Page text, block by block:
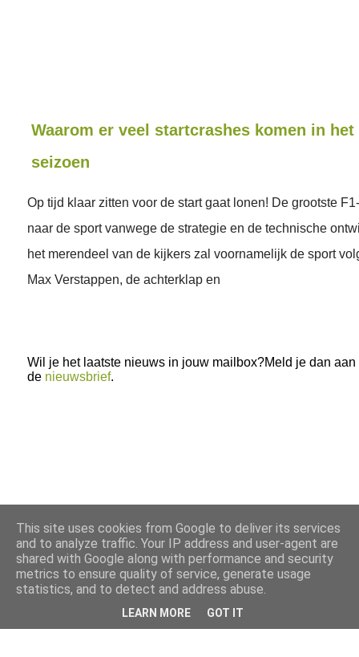
Waarom er veel startcrashes komen in het
seizoen
Op tijd klaar zitten voor de start gaat lonen! De grootste
naar de sport vanwege de strategie en de technische
het merendeel van de kijkers zal voornamelijk de sport
Max Verstappen, de achterklap en
Wil je het laatste nieuws in jouw mailbox?Meld je dan aan
de nieuwsbrief.
This site uses cookies from Google to deliver its services
and to analyze traffic. Your IP address and user-agent are
shared with Google along with performance and security
metrics to ensure quality of service, generate usage
statistics, and to detect and address abuse.
LEARN MORE GOT IT